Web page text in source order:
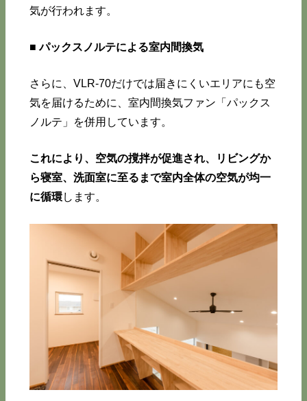
気が行われます。
■パックスノルテによる室内間換気
さらに、VLR-70だけでは届きにくいエリアにも空
気を届けるために、室内間換気ファン「パックス
ノルテ」を併用しています。
これにより、空気の撹拌が促進され、リビングか
ら寝室、洗面室に至るまで室内全体の空気が均一
に循環します。